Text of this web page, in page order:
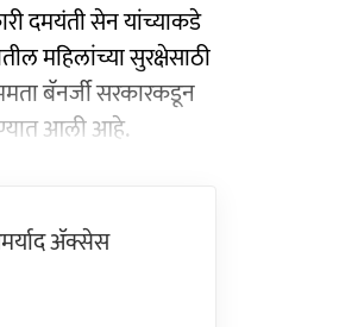
दमयंती सेन यांच्याकडे
महिलांच्या सुरक्षेसाठी
बॅनर्जी सरकारकडून
आली आहे.
ॲक्सेस